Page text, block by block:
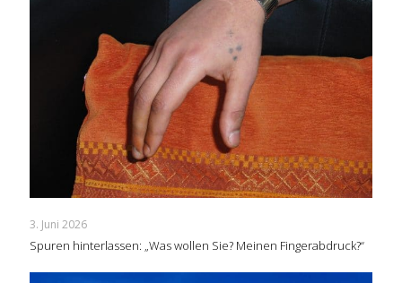
3. Juni 2026
Spuren hinterlassen: „Was wollen Sie? Meinen Fingerabdruck?“